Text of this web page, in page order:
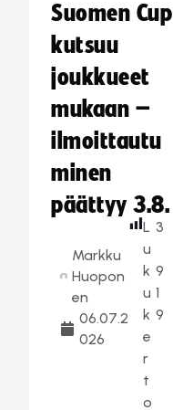
Suomen Cup
kutsuu
joukkueet
mukaan –
ilmoittautu
minen
päättyy 3.8.
Markku
Huopon
en
06.07.2
026
L
u
k
u
k
e
r
t
o
3
9
1
9